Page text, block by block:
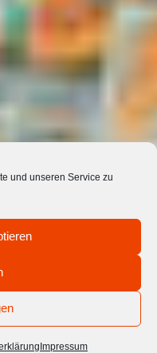
und unseren Service zu
Impressum